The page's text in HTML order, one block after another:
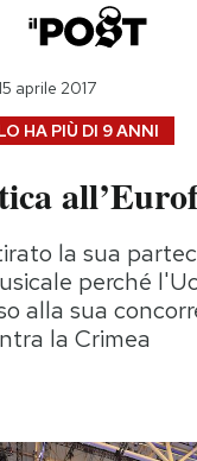
Auto
Moda
Ok
Altrecose
HA PIÙ DI 9 ANNI
aprile 2017
la sua
perché
alla sua
la Crimea